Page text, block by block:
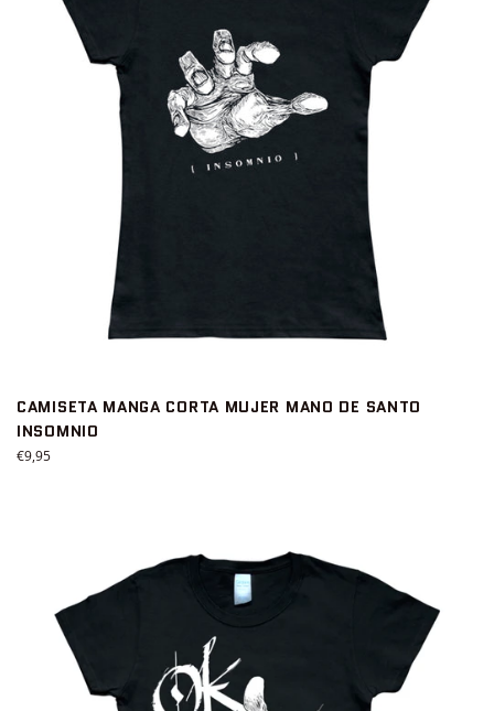
CAMISETA MANGA CORTA MUJER MANO DE SANTO
INSOMNIO
Precio
€9,95